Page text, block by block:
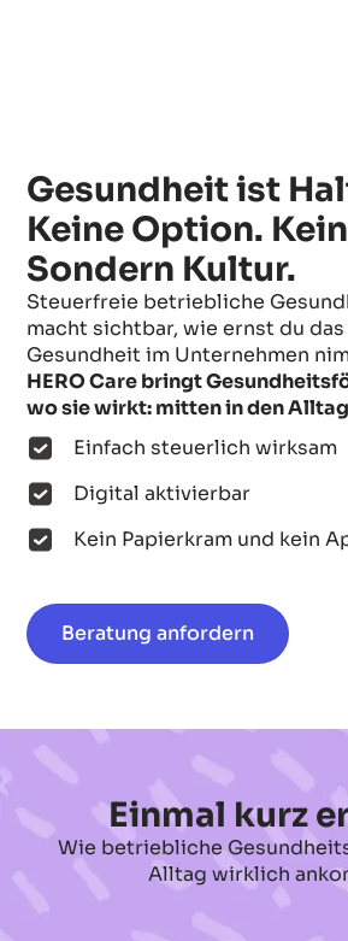
Gesundheit ist
Keine Option.
Sondern Kultur.
Steuerfreie betriebliche
macht sichtbar, wie ernst du das
Gesundheit im Unternehmen
HERO Care bringt
wo sie wirkt: mitten in den
Einfach steuerlich wirksam
Digital aktivierbar
Kein Papierkram und kein
Beratung anfordern
Einmal kurz
Wie betriebliche
Alltag wirklich